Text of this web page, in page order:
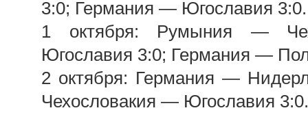
3:0; Германия — Югославия 3:0.
1 октября: Румыния —
Югославия 3:0; Германия —
2 октября: Германия —
Чехословакия — Югославия 3:0.